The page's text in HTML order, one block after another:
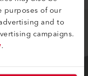
purposes of our
and to
campaigns.
.